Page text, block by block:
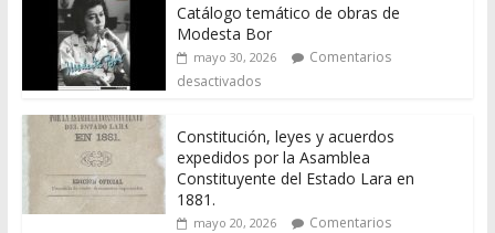
Catálogo temático de obras de
Modesta Bor
mayo 30, 2026
Comentarios
desactivados
Constitución, leyes y acuerdos
expedidos por la Asamblea
Constituyente del Estado Lara en
1881.
mayo 20, 2026
Comentarios